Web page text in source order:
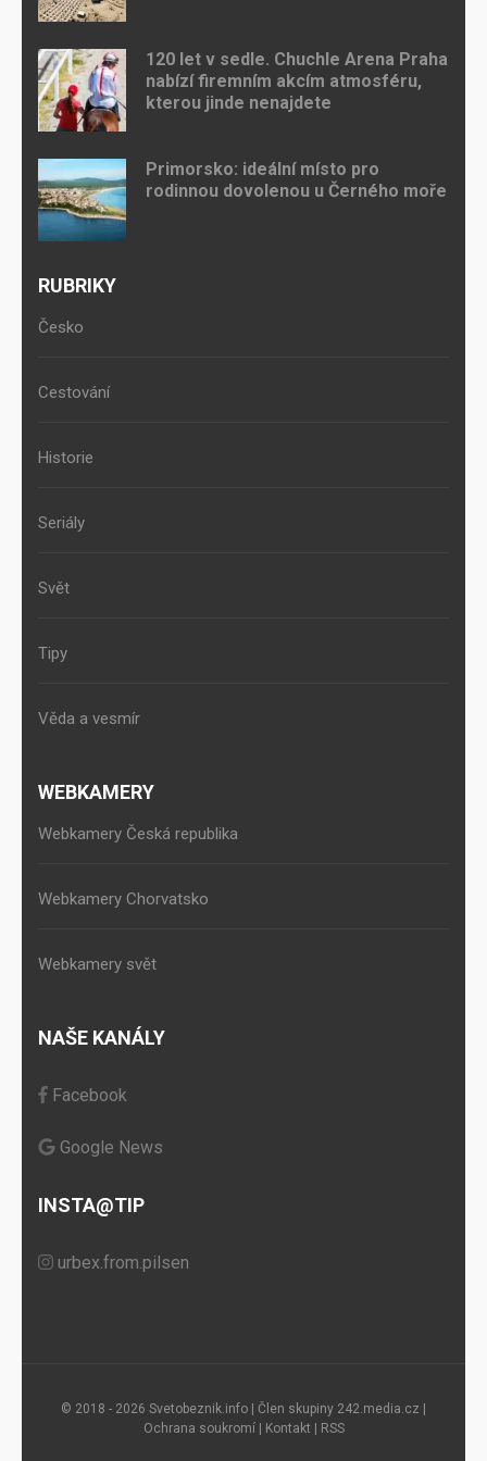
120 let v sedle. Chuchle Arena Praha
nabízí firemním akcím atmosféru,
kterou jinde nenajdete
Primorsko: ideální místo pro
rodinnou dovolenou u Černého moře
RUBRIKY
Česko
Cestování
Historie
Seriály
Svět
Tipy
Věda a vesmír
WEBKAMERY
Webkamery Česká republika
Webkamery Chorvatsko
Webkamery svět
NAŠE KANÁLY
Facebook
Google News
INSTA@TIP
urbex.from.pilsen
© 2018 - 2026 Svetobeznik.info | Člen skupiny 242.media.cz
Ochrana soukromí
Kontakt RSS